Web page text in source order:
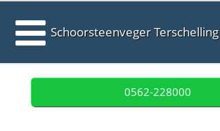
Schoorsteenveger Terschelling
0562-228000